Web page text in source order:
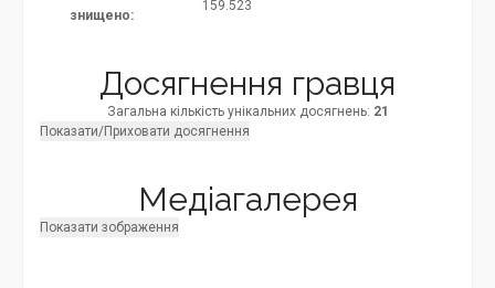
знищено:
159.523
Досягнення гравця
Загальна кількість унікальних досягнень: 21
Показати/Приховати досягнення
Медіагалерея
Показати зображення